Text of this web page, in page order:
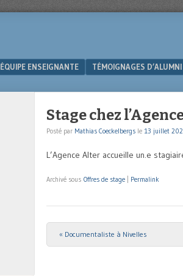
ÉQUIPE ENSEIGNANTE TÉMOIGNAGES D’ALUMNI
Stage chez
Posté par Mathias Coeckelbergs le 13 juillet
L’Agence Alter accueille un.e
Archivé sous Offres de stage Permalink
Post navigation
« Documentaliste à Nivelles